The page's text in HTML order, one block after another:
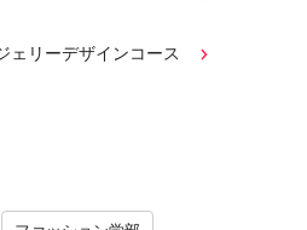
ェリーデザインコース